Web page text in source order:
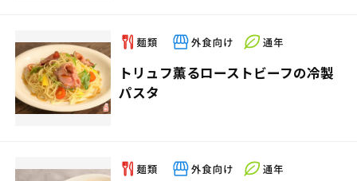
トリュフ薫るローストビーフの冷製
パスタ